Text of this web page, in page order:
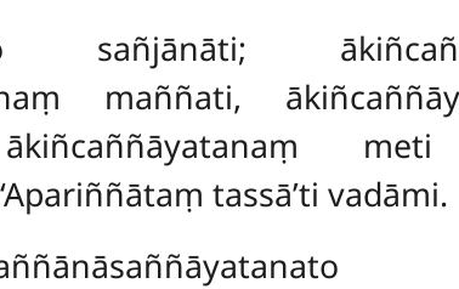
sañjānāti;
maññati,
tassā’ti vadāmi.